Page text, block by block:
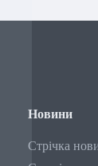
Новини
Стрічка